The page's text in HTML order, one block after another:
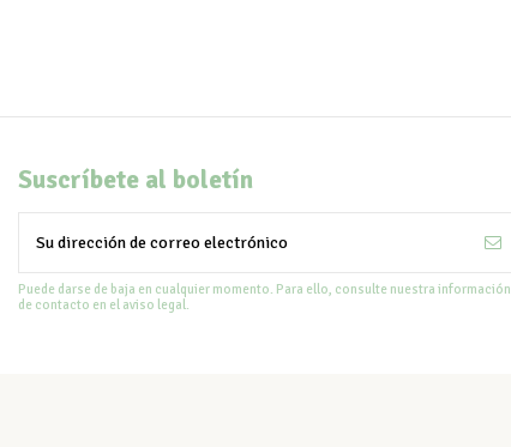
Suscríbete al boletín
Puede darse de baja en cualquier momento. Para ello, consulte nuestra información
de contacto en el aviso legal.